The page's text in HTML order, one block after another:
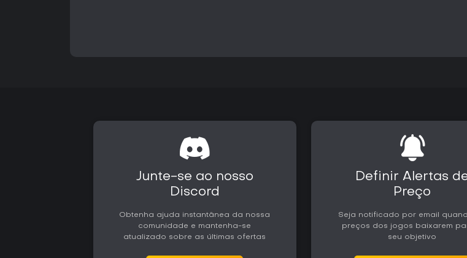
Junte-se ao nosso
Discord
Obtenha ajuda instantânea da nossa
comunidade e mantenha-se
atualizado sobre as últimas ofertas
Definir Alertas
Preço
Seja notificado por email
preços dos jogos baixarem
seu objetivo